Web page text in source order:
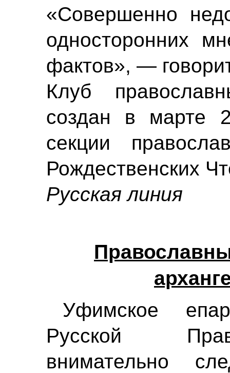
«Совершенно
односторонних
фактов», —
Клуб
создан в марте
секции
Рождественских
Русская линия
Уфимское
Русской
внимательно